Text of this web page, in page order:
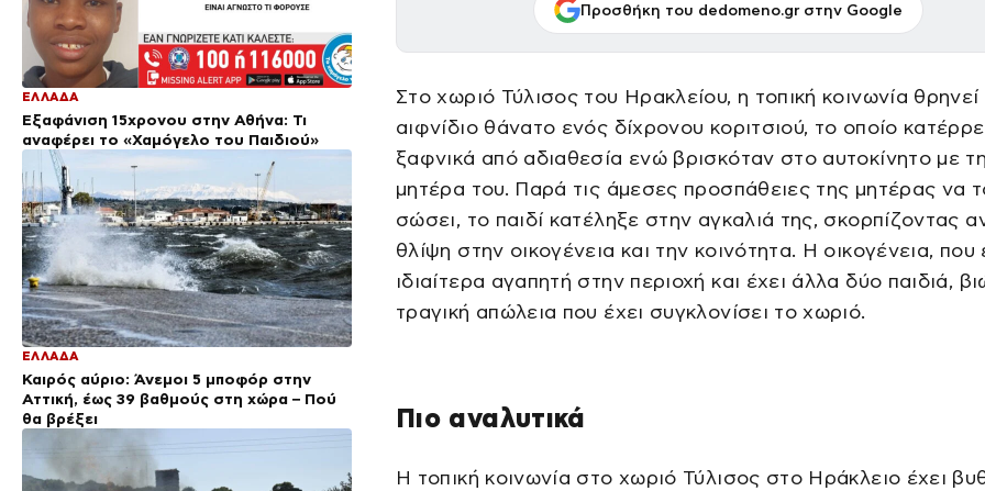
ΕΛΛΑΔΑ
Εξαφάνιση 15χρονου στην Αθήνα: Τι
αναφέρει το «Χαμόγελο του Παιδιού»
ΕΛΛΑΔΑ
Καιρός αύριο: Άνεμοι 5 μποφόρ στην
Αττική, έως 39 βαθμούς στη χώρα – Πού
θα βρέξει
Προσθήκη του dedomeno.gr στην Google
Στο χωριό Τύλισος του Ηρακλείου, η τοπική κοινωνία θρηνεί
αιφνίδιο θάνατο ενός δίχρονου κοριτσιού, το οποίο
ξαφνικά από αδιαθεσία ενώ βρισκόταν στο αυτοκίνητο με τη
μητέρα του. Παρά τις άμεσες προσπάθειες της μητέρας να
σώσει, το παιδί κατέληξε στην αγκαλιά της, σκορπίζοντας
θλίψη στην οικογένεια και την κοινότητα. Η οικογένεια, που
ιδιαίτερα αγαπητή στην περιοχή και έχει άλλα δύο παιδιά,
τραγική απώλεια που έχει συγκλονίσει το χωριό.
Πιο αναλυτικά
Η τοπική κοινωνία στο χωριό Τύλισος στο Ηράκλειο έχει